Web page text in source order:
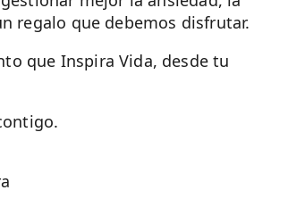
regalo que debemos disfrutar.
que Inspira Vida, desde tu